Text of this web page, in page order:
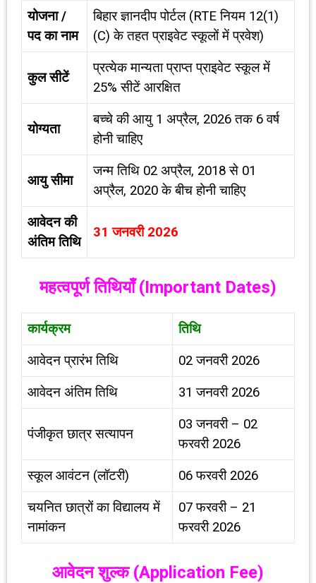
योजना /
पद का नाम
बिहार ज्ञानदीप पोर्टल (RTE नियम 12(1)
(C) के तहत प्राइवेट स्कूलों में प्रवेश)
कुल सीटें
प्रत्येक मान्यता प्राप्त प्राइवेट स्कूल में
25% सीटें आरक्षित
योग्यता
बच्चे की आयु 1 अप्रैल, 2026 तक 6 वर्ष
होनी चाहिए
आयु सीमा
जन्म तिथि 02 अप्रैल, 2018 से 01
अप्रैल, 2020 के बीच होनी चाहिए
आवेदन की
अंतिम तिथि
31जनवरी2026
महत्वपूर्ण तिथियाँ (Important Dates)
कार्यक्रम तिथि
आवेदन प्रारंभ तिथि 02 जनवरी 2026
आवेदन अंतिम तिथि 31 जनवरी 2026
पंजीकृत छात्र सत्यापन
03 जनवरी – 02
फरवरी 2026
स्कूल आवंटन (लॉटरी) 06 फरवरी 2026
चयनित छात्रों का विद्यालय में
नामांकन
07 फरवरी – 21
फरवरी 2026
आवेदन शुल्क (Application Fee)